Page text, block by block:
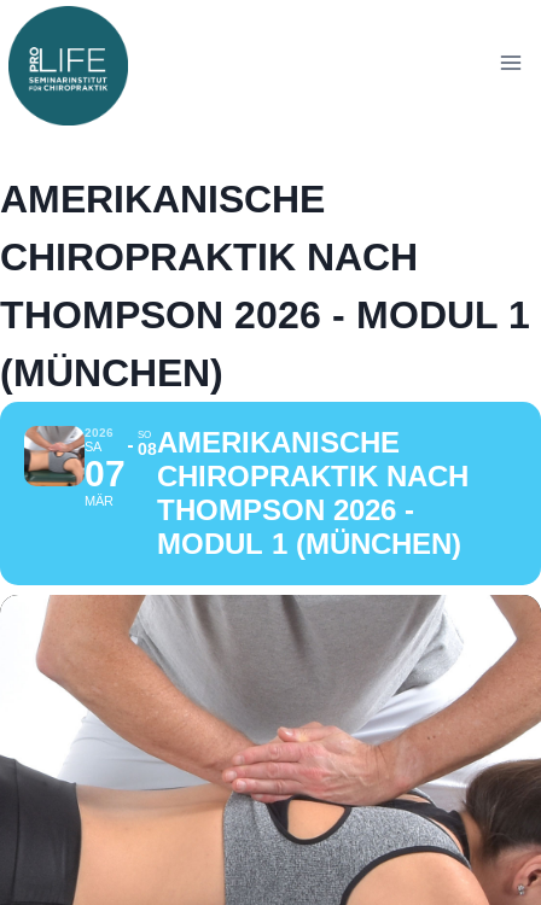
Zum
Inhalt
springen
Zum
Inhalt
springen
AMERIKANISCHE
CHIROPRAKTIK NACH
THOMPSON 2026 - MODUL 1
(MÜNCHEN)
2026
SA
07
MÄR
SO
08AMERIKANISCHE
CHIROPRAKTIK NACH
THOMPSON 2026 -
MODUL 1 (MÜNCHEN)